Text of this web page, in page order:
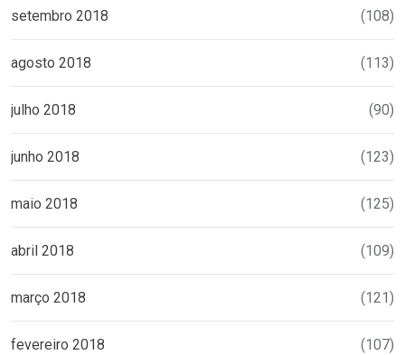
setembro 2018 (108)
agosto 2018 (113)
julho 2018 (90)
junho 2018 (123)
maio 2018 (125)
abril 2018 (109)
março 2018 (121)
fevereiro 2018 (107)